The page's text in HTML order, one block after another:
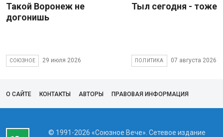
Такой Воронеж не
догонишь
СОЮЗНОЕ 29 июля 2026
Тыл сегодня - тоже
ПОЛИТИКА 07 августа 2026
О САЙТЕ КОНТАКТЫ АВТОРЫ ПРАВОВАЯ ИНФОРМАЦИЯ
© 1991-2026 «Союзное Вече». Сетевое издание